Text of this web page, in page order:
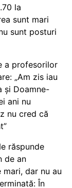
la
sunt mari
sunt posturi
a profesorilor
„Am zis iau
și Doamne-
ani nu
nu cred că
răspunde
de an
dar nu au
În